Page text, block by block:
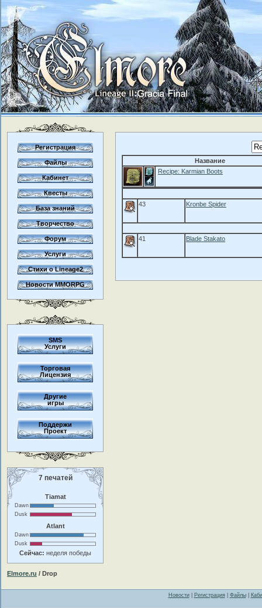
Регистрация
Файлы
Кабинет
Квесты
База знаний
Творчество
Форум
Услуги
Стихи о Lineage2
Новости MMORPG
SMS
Услуги
Торговая
Лицензия
Другие
игры
Поддержи
Проект
7 печатей
Tiamat
Dawn
Dusk
Atlant
Dawn
Dusk
Сейчас: неделя победы
Название
Recipe: Karmian Boots
43 Kronbe Spider
41 Blade Stakato
Elmore.ru / Drop
Новости| Регистрация| Файлы|